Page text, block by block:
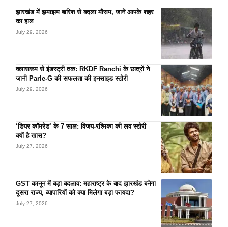
झारखंड में झमाझम बारिश से बदला मौसम, जानें आपके शहर
का हाल
July 29, 2026
क्लासरूम से इंडस्ट्री तक: RKDF Ranchi के छात्रों ने
जानी Parle-G की सफलता की इनसाइड स्टोरी
July 29, 2026
‘डियर कॉमरेड’ के 7 साल: विजय-रश्मिका की लव स्टोरी
क्यों है खास?
July 27, 2026
GST कानून में बड़ा बदलाव: महाराष्ट्र के बाद झारखंड बनेगा
दूसरा राज्य, व्यापारियों को क्या मिलेगा बड़ा फायदा?
July 27, 2026